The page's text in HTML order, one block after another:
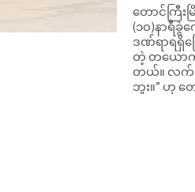
တောင်ကြီ
(၁၀)နာရီခွဲ
ဒဏ်ရာရရှိကြောင်း
တဲ့ တယော
တယ်။ လက်ရှိ
ဘူး။” ဟု တ